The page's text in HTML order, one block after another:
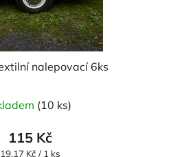
nalepovací 6ks
hodnocení
produktu
je
(10 ks)
115 Kč
Měrná
19,17 Kč / 1 ks